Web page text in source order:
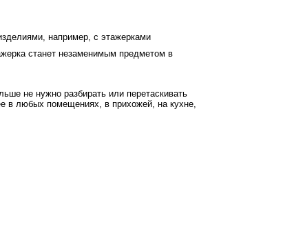
например, с этажерками
станет незаменимым предметом в
не нужно разбирать или перетаскивать
в любых помещениях, в прихожей, на кухне,